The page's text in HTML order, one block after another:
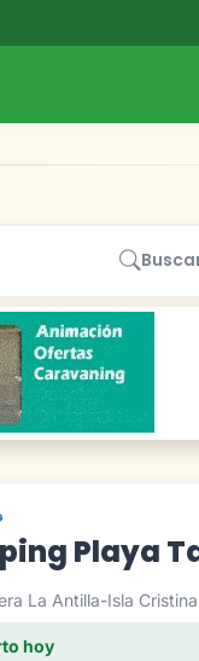
Playa
La Antilla-Isla
hoy